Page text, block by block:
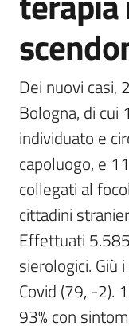
Dei nuovi casi,
Bologna, di cui
individuato e
capoluogo, e
collegati al
cittadini
Effettuati
sierologici. Giù
Covid (79, -2).
93% con